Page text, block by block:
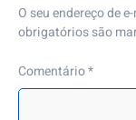
O seu endereço de
obrigatórios são
Comentário*